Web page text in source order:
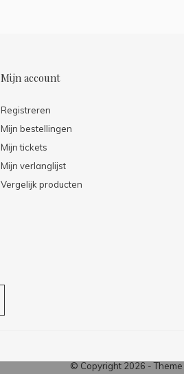
Mijn account
Registreren
Mijn bestellingen
Mijn tickets
Mijn verlanglijst
Vergelijk producten
© Copyright2026-